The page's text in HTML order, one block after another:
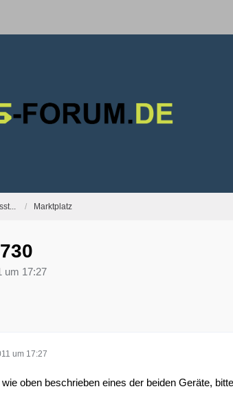
Marktplatz
um 17:27
um 17:27
oben beschrieben eines der beiden Geräte,